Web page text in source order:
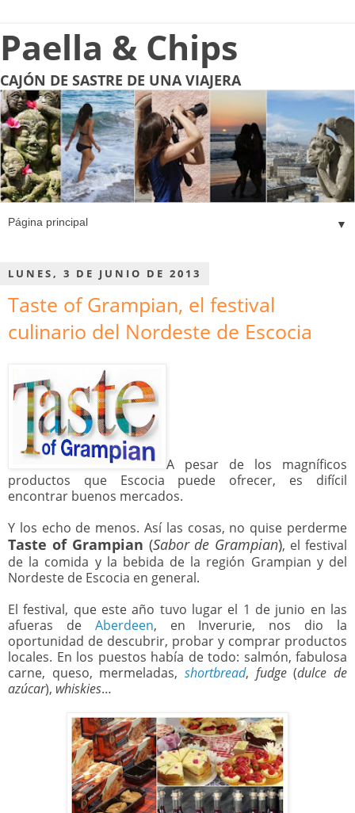
Paella & Chips
CAJÓN DE SASTRE DE UNA VIAJERA
▼
LUNES, 3 DE JUNIO DE 2013
Taste of Grampian, el festival
culinario del Nordeste de Escocia
A pesar de los magníficos
productos que Escocia puede ofrecer, es difícil
encontrar buenos mercados.
Y los echo de menos. Así las cosas, no quise perderme
Taste of Grampian (Sabor de Grampian), el festival
de la comida y la bebida de la región Grampian y del
Nordeste de Escocia en general.
El festival, que este año tuvo lugar el 1 de junio en las
afueras de Aberdeen, en Inverurie, nos dio la
oportunidad de descubrir, probar y comprar productos
locales. En los puestos había de todo: salmón, fabulosa
carne, queso, mermeladas, shortbread, fudge(dulce de
azúcar), whiskies…